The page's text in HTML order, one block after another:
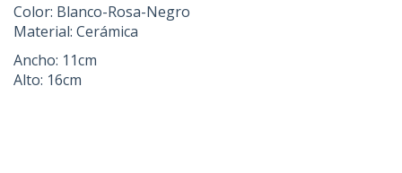
Color: Blanco-Rosa-Negro
Material: Cerámica
Ancho: 11cm
Alto: 16cm